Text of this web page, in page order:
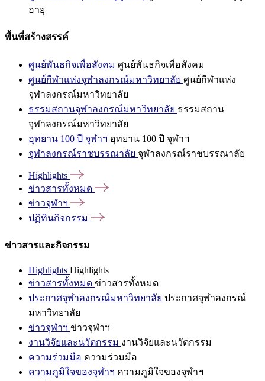
อายุ
พื้นที่สร้างสรรค์
ศูนย์พันธกิจเพื่อสังคม ศูนย์พันธกิจเพื่อสังคม
ศูนย์กีฬาแห่งจุฬาลงกรณ์มหาวิทยาลัย ศูนย์กีฬาแห่ง
จุฬาลงกรณ์มหาวิทยาลัย
ธรรมสถานจุฬาลงกรณ์มหาวิทยาลัย ธรรมสถาน
จุฬาลงกรณ์มหาวิทยาลัย
อุทยาน 100 ปี จุฬาฯ อุทยาน 100 ปี จุฬาฯ
จุฬาลงกรณ์ราชบรรณาลัย จุฬาลงกรณ์ราชบรรณาลัย
Highlights
ข่าวสารทั้งหมด
ข่าวจุฬาฯ
ปฏิทินกิจกรรม
ข่าวสารและกิจกรรม
Highlights Highlights
ข่าวสารทั้งหมด ข่าวสารทั้งหมด
ประกาศจุฬาลงกรณ์มหาวิทยาลัย ประกาศจุฬาลงกรณ์
มหาวิทยาลัย
ข่าวจุฬาฯ ข่าวจุฬาฯ
งานวิจัยและนวัตกรรม งานวิจัยและนวัตกรรม
ความร่วมมือ ความร่วมมือ
ความภูมิใจของจุฬาฯ ความภูมิใจของจุฬาฯ